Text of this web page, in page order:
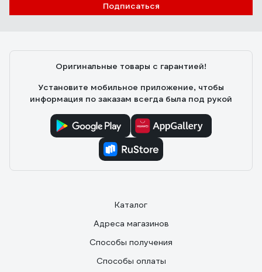
Вччеслав Т. 07.03.2022
Подписаться
Оригинальные товары с гарантией!
Установите мобильное приложение, чтобы
информация по заказам всегда была под рукой
Каталог
Адреса магазинов
Способы получения
Способы оплаты